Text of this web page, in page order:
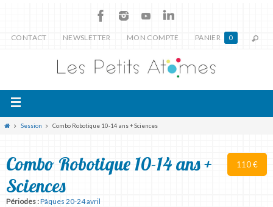
CONTACT NEWSLETTER MON COMPTE PANIER 0
Session Combo Robotique 10-14 ans + Sciences
110 €
Combo Robotique 10-14 ans +
Sciences
Périodes :Pâques 20-24 avril